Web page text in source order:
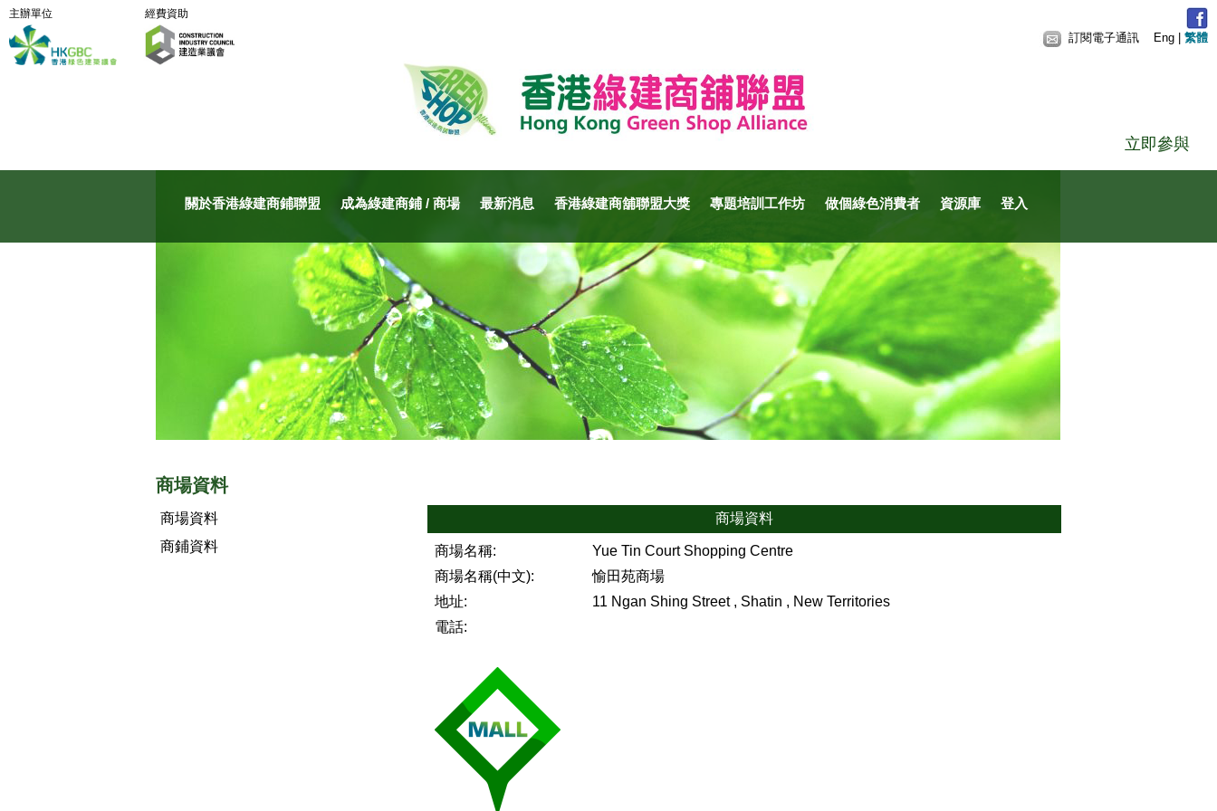
關於香港綠建商鋪聯盟 成為綠建商鋪 / 商場 最新消息 香港綠建商舖聯盟大獎 專題培訓工作坊 做個綠色消費者 資源庫 登入
訂閱電子通訊 Eng 繁體
經費資助
主辦單位
立即參與
商場資料
商場資料
商鋪資料
商場資料
商場名稱:
Yue Tin Court Shopping Centre
商場名稱(中文):
愉田苑商場
地址:
11 Ngan Shing Street , Shatin , New Territories
電話: